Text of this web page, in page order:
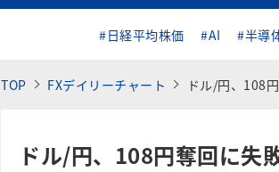
#日経平均株価 #AI #半導
TOP FXデイリーチャート ドル/円、108
ドル/円、108円奪回に失